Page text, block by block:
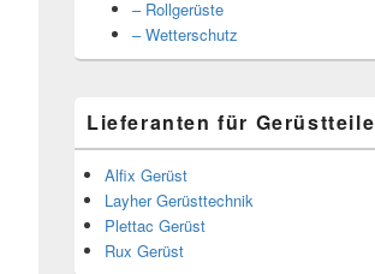
– Rollgerüste
– Wetterschutz
Lieferanten für Gerüstteile
Alfix Gerüst
Layher Gerüsttechnik
Plettac Gerüst
Rux Gerüst